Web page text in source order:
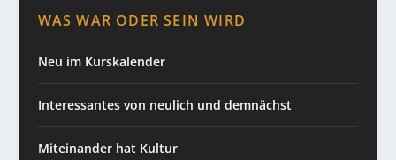
WAS WAR ODER SEIN WIRD
Neu im Kurskalender
Interessantes von neulich und demnächst
Miteinander hat Kultur